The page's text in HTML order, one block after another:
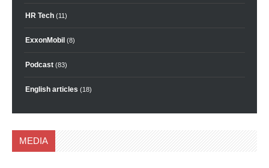
HR Tech (11)
ExxonMobil (8)
Podcast (83)
English articles (18)
MEDIA